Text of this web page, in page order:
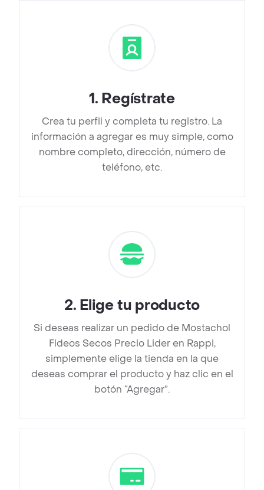
1. Regístrate
Crea tu perfil y completa tu registro. La
información a agregar es muy simple, como
nombre completo, dirección, número de
teléfono, etc.
2. Elige tu producto
Si deseas realizar un pedido de Mostachol
Fideos Secos Precio Lider en Rappi,
simplemente elige la tienda en la que
deseas comprar el producto y haz clic en el
botón “Agregar”.